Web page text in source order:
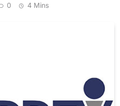
0 4 Mins